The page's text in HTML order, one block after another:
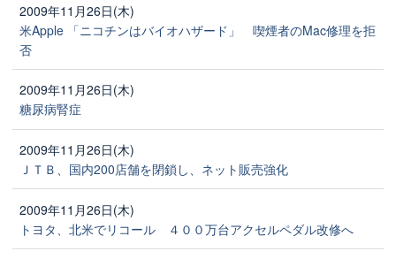
2009年11月26日(木)
米Apple 「ニコチンはバイオハザード」 喫煙者のMac修理を拒
否
2009年11月26日(木)
糖尿病腎症
2009年11月26日(木)
ＪＴＢ、国内200店舗を閉鎖し、ネット販売強化
2009年11月26日(木)
トヨタ、北米でリコール ４００万台アクセルペダル改修へ